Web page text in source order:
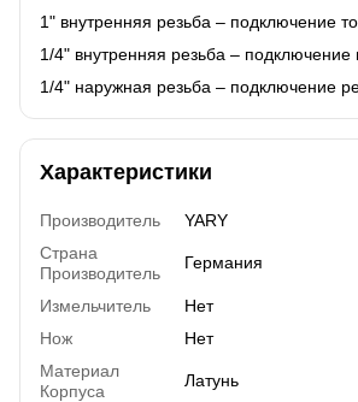
1" внутренняя резьба – подключение
1/4" внутренняя резьба –
1/4" наружная резьба – подключение
Характеристики
Производитель
YARY
Страна
Производитель
Германия
Измельчитель
Нет
Нож
Нет
Материал
Корпуса
Латунь